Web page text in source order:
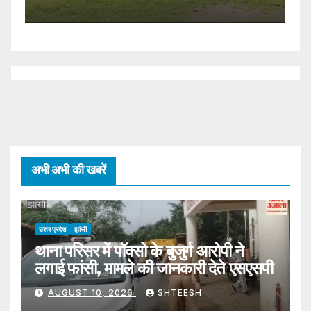
Against The Eo Declared
Void
अभी अभी की खबरें
उत्तर प्रदेश झांसी
थाना परिसर में पॉक्सो के बुजुर्ग आरोपी ने
लगाई फांसी, मामले की जानकारी देते एसएसपी
AUGUST 10, 2026 SHTEESH